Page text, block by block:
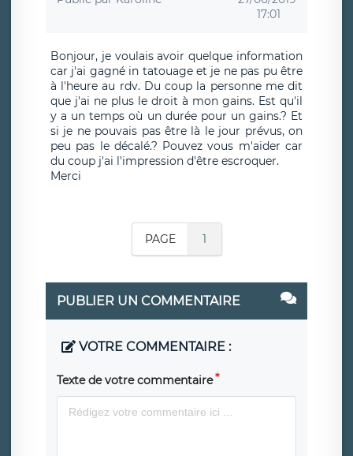
17:01
Bonjour, je voulais avoir quelque information
car j'ai gagné in tatouage et je ne pas pu être
à l'heure au rdv. Du coup la personne me dit
que j'ai ne plus le droit à mon gains. Est qu'il
y a un temps où un durée pour un gains.? Et
si je ne pouvais pas être là le jour prévus, on
peu pas le décalé.? Pouvez vous m'aider car
du coup j'ai l'impression d'être escroquer.
Merci
PAGE 1
PUBLIER UN COMMENTAIRE
VOTRE COMMENTAIRE :
Texte de votre commentaire